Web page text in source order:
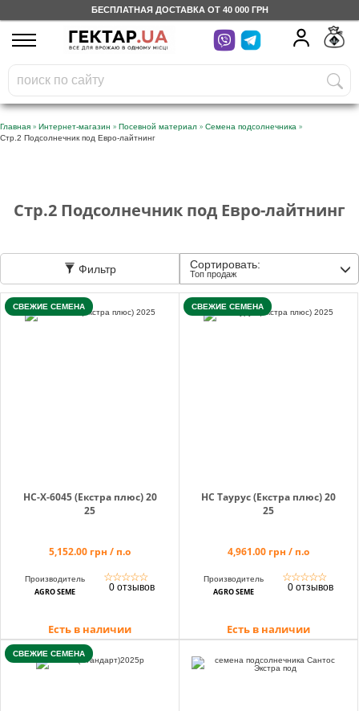
БЕСПЛАТНАЯ ДОСТАВКА ОТ 40 000 ГРН
UA
На вашем
бонусном счете
грн
Бесплатно по Украине
Доставка
0 800 203
Бесплатно по
Украине
+38 (096) 733
733 0
+38 (066) 733
733 0
Главная » Интернет-магазин » Посевной материал » Семена подсолнечника »
Стр.2 Подсолнечник под Евро-лайтнинг
Стр.2 Подсолнечник под Евро-лайтнинг
Фильтр Сортировать:
Топ продаж
СВЕЖИЕ СЕМЕНА
НС-Х-6045 (Екстра плюс) 20
25
5,152.00 грн / п.о
Производитель
AGRO SEME
☆☆☆☆☆
0 отзывов
Есть в наличии
СВЕЖИЕ СЕМЕНА
НС Таурус (Екстра плюс) 20
25
4,961.00 грн / п.о
Производитель
AGRO SEME
☆☆☆☆☆
0 отзывов
Есть в наличии
СВЕЖИЕ СЕМЕНА